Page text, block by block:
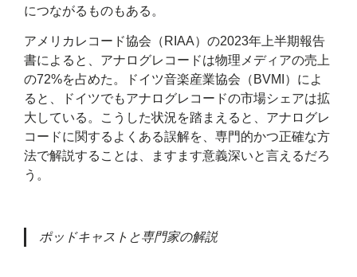
につながるものもある。
アメリカレコード協会（RIAA）の2023年上半期報告
書によると、アナログレコードは物理メディアの売上
の72%を占めた。ドイツ音楽産業協会（BVMI）によ
ると、ドイツでもアナログレコードの市場シェアは拡
大している。こうした状況を踏まえると、アナログレ
コードに関するよくある誤解を、専門的かつ正確な方
法で解説することは、ますます意義深いと言えるだろ
う。
ポッドキャストと専門家の解説